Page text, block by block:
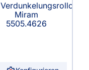
Verdunkelungsrollo
Miram
5505.4626